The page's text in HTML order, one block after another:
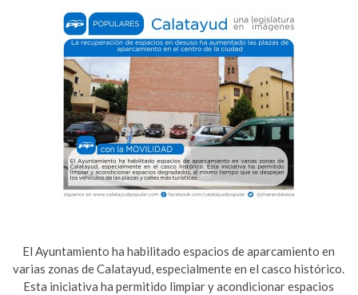
El Ayuntamiento ha habilitado espacios de aparcamiento en
varias zonas de Calatayud, especialmente en el casco histórico.
Esta iniciativa ha permitido limpiar y acondicionar espacios